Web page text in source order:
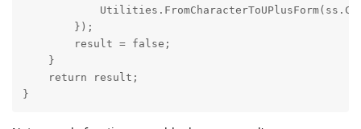
        });
        result = false;
    }
    return result;
}